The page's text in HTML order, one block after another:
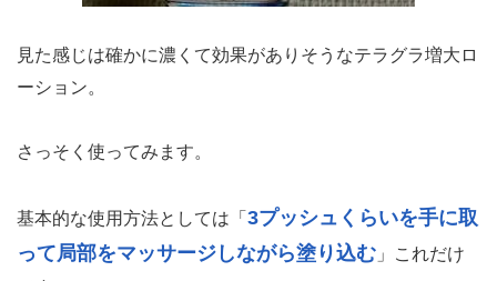
見た感じは確かに濃くて効果がありそうなテラグラ増大ロ
ーション。
さっそく使ってみます。
基本的な使用方法としては「 3プッシュくらいを手に取
って局部をマッサージしながら塗り込む 」これだけ